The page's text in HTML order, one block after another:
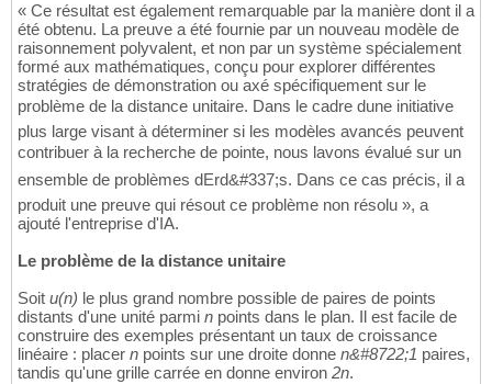
« Ce résultat est également remarquable par la manière dont il a
été obtenu. La preuve a été fournie par un nouveau modèle de
raisonnement polyvalent, et non par un système spécialement
formé aux mathématiques, conçu pour explorer différentes
stratégies de démonstration ou axé spécifiquement sur le
problème de la distance unitaire. Dans le cadre dune initiative
plus large visant à déterminer si les modèles avancés peuvent
contribuer à la recherche de pointe, nous lavons évalué sur un
ensemble de problèmes dErd&#337;s. Dans ce cas précis, il a
produit une preuve qui résout ce problème non résolu », a
ajouté l'entreprise d'IA.
Le problème de la distance unitaire
Soit u(n) le plus grand nombre possible de paires de points
distants d'une unité parmi n points dans le plan. Il est facile de
construire des exemples présentant un taux de croissance
linéaire : placer n points sur une droite donne n&#8722;1 paires,
tandis qu'une grille carrée en donne environ 2n.